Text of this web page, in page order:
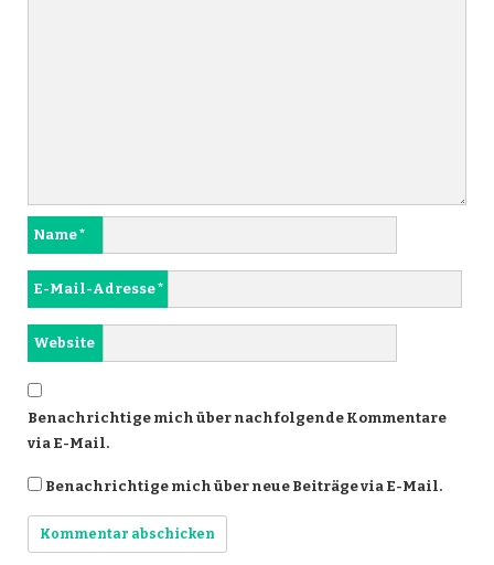
Name*
E-Mail-Adresse*
Website
Benachrichtige mich über nachfolgende Kommentare
via E-Mail.
Benachrichtige mich über neue Beiträge via E-Mail.